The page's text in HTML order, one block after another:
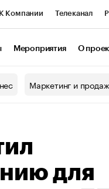
Компании Телеканал
Мероприятия О
Маркетинг и
для